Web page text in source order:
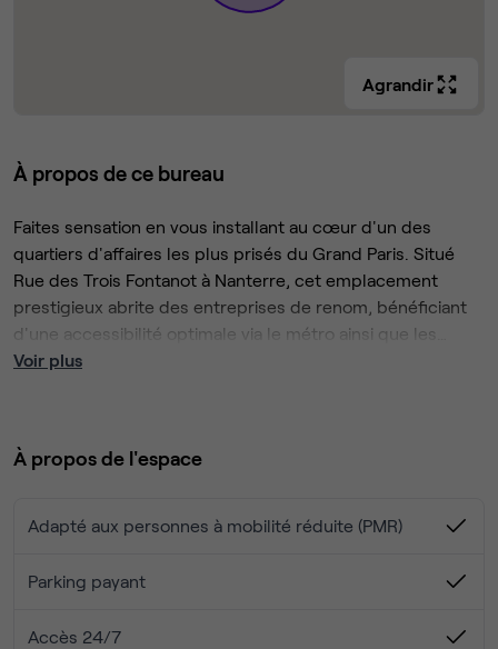
Agrandir
À propos de ce bureau
Faites sensation en vous installant au cœur d'un des
quartiers d'affaires les plus prisés du Grand Paris. Situé
Rue des Trois Fontanot à Nanterre, cet emplacement
prestigieux abrite des entreprises de renom, bénéficiant
d'une accessibilité optimale via le métro ainsi que les
principales autoroutes et voies rapides.
Laissez-vous séduire par l'intérieur moderne et spacieux,
Vidéosurveillance 24/24
Salon d'affaires
Emplacement centre ville
Voir plus
À propos de l'espace
Adapté aux personnes à mobilité réduite (PMR)
Parking payant
Accès 24/7